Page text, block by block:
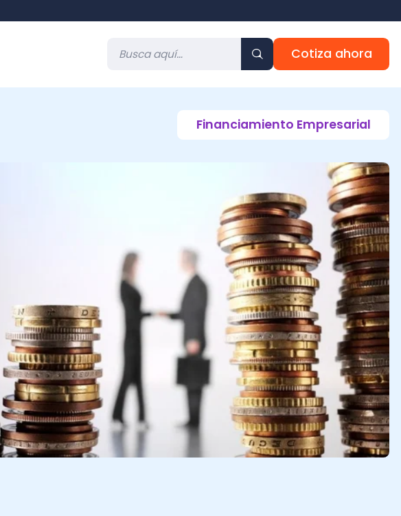
Cotiza ahora
Financiamiento Empresarial